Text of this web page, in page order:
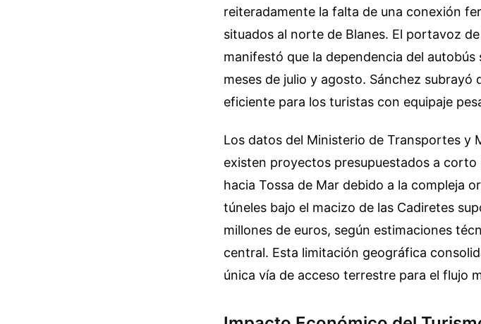
reiteradamente la falta de una conexión
situados al norte de Blanes. El portavoz
manifestó que la dependencia del
meses de julio y agosto. Sánchez
eficiente para los turistas con equipaje
Los datos del Ministerio de Transportes y
existen proyectos presupuestados a
hacia Tossa de Mar debido a la compleja
túneles bajo el macizo de las Cadiretes
millones de euros, según estimaciones
central. Esta limitación geográfica
única vía de acceso terrestre para el flujo